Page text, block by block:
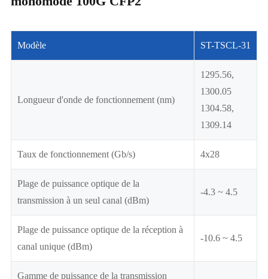
Modèle ST-TSCL-31
Longueur d'onde de fonctionnement (nm)
1295.56,
1300.05
1304.58,
1309.14
Taux de fonctionnement (Gb/s) 4x28
Plage de puissance optique de la
transmission à un seul canal (dBm)
-4.3 ~ 4.5
Plage de puissance optique de la réception à
canal unique (dBm)
-10.6 ~ 4.5
Gamme de puissance de la transmission